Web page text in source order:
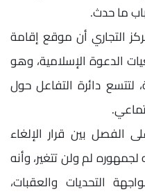
ما حدث.
التجاري أن موقع إقامة
الدعوة الإسلامية، وهو
لتتسع دائرة التفاعل حول
بين قرار الإلغاء
لم ولن تتغير، وأنه
التحديات والعقبات،